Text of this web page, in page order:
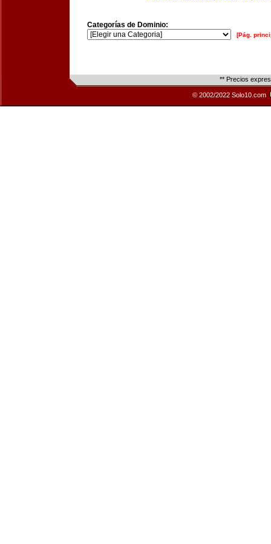
Categorías de Dominio:
[Pág.
** Precios
© 2002/2022 Solo10.com